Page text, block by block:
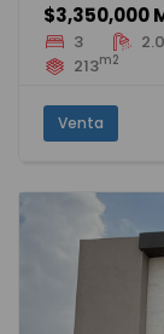
$3,350,000
3 2.0
213m2
Venta